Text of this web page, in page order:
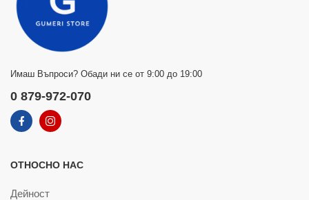
Имаш Въпроси? Обади ни се от 9:00 до 19:00
0 879-972-070
ОТНОСНО НАС
Дейност